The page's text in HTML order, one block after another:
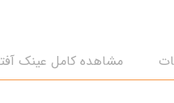
مشاهده کامل عینک